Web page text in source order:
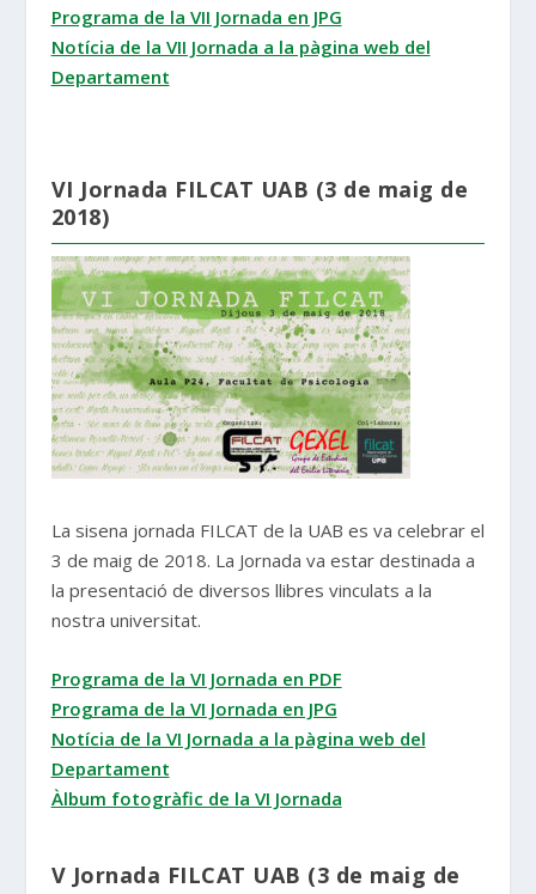
Programa de la VII Jornada en JPG
Notícia de la VII Jornada a la pàgina web del
Departament
VI Jornada FILCAT UAB (3 de maig de
2018)
La sisena jornada FILCAT de la UAB es va celebrar el
3 de maig de 2018. La Jornada va estar destinada a
la presentació de diversos llibres vinculats a la
nostra universitat.
Programa de la VI Jornada en PDF
Programa de la VI Jornada en JPG
Notícia de la VI Jornada a la pàgina web del
Departament
Àlbum fotogràfic de la VI Jornada
V Jornada FILCAT UAB (3 de maig de